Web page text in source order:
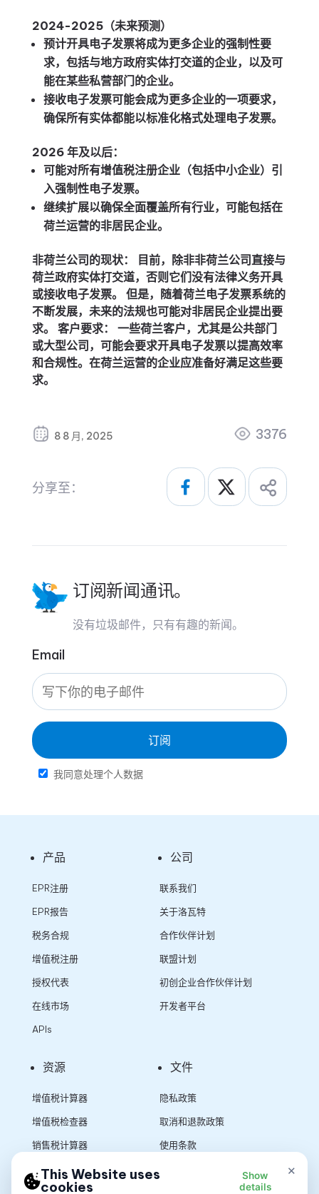
2024-2025（未来预测）
预计开具电子发票将成为更多企业的强制性要
求，包括与地方政府实体打交道的企业，以及可
能在某些私营部门的企业。
接收电子发票可能会成为更多企业的一项要求，
确保所有实体都能以标准化格式处理电子发票。
2026年及以后：
可能对所有增值税注册企业（包括中小企业）引
入强制性电子发票。
继续扩展以确保全面覆盖所有行业，可能包括在
荷兰运营的非居民企业。
非荷兰公司的现状：
目前，除非非荷兰公司直接与
荷兰政府实体打交道，否则它们没有法律义务开具
或接收电子发票。 但是，随着荷兰电子发票系统的
不断发展，未来的法规也可能对非居民企业提出要
求。 客户要求：
一些荷兰客户，尤其是公共部门
或大型公司，可能会要求开具电子发票以提高效率
和合规性。在荷兰运营的企业应准备好满足这些要
求。
8 8 月, 2025 3376
分享至：
订阅新闻通讯。
没有垃圾邮件，只有有趣的新闻。
Email
订阅
我同意处理个人数据
产品
EPR注册
EPR报告
税务合规
增值税注册
授权代表
在线市场
APIs
公司
联系我们
关于洛瓦特
合作伙伴计划
联盟计划
初创企业合作伙伴计划
开发者平台
资源
增值税计算器
增值税检查器
销售税计算器
文件
隐私政策
取消和退款政策
使用条款
×
This Website uses
cookies
Show
details